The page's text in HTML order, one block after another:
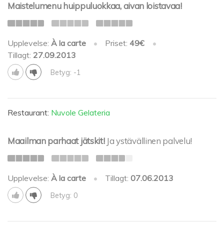
Maistelumenu huippuluokkaa, aivan loistavaa!
Upplevelse: À la carte • Priset:49€
•
Tillagt: 27.09.2013
Betyg: -1
Restaurant: Nuvole Gelateria
Maailman parhaat jätskit! Ja ystävällinen palvelu!
Upplevelse: À la carte • Tillagt:07.06.2013
Betyg: 0